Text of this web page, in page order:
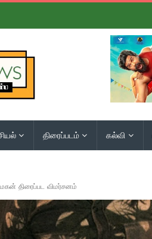
திரைப்படம் கல்வி
திரைப்பட விமர்சனம்